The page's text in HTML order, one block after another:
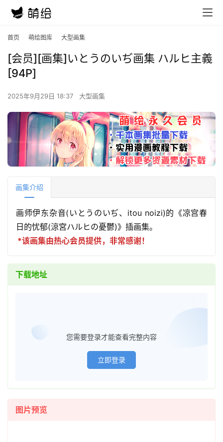
首
首页 萌绘图库 大型画集
[会员][画集]いとうのいぢ画集 ハルヒ主義
[94P]
2025年9月29日 18:37 大型画集
画集介绍
画师伊东杂音(いとうのいぢ、itou noizi)的《凉宫春
日的忧郁(涼宮ハルヒの憂鬱)》插画集。
*该画集由热心会员提供，非常感谢！
下载地址
您需要登录才能查看完整内容
立即登录
图片预览